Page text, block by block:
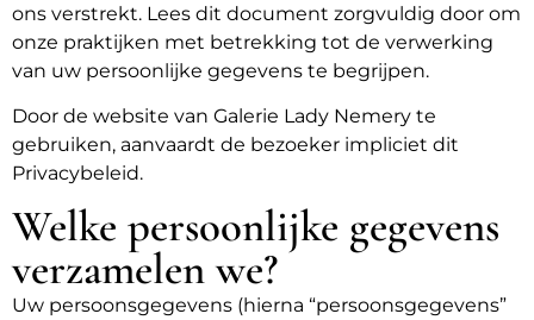
ons verstrekt. Lees dit document zorgvuldig door om
onze praktijken met betrekking tot de verwerking
van uw persoonlijke gegevens te begrijpen.
Door de website van Galerie Lady Nemery te
gebruiken, aanvaardt de bezoeker impliciet dit
Privacybeleid.
Welke persoonlijke gegevens
verzamelen we?
Uw persoonsgegevens (hierna “persoonsgegevens”